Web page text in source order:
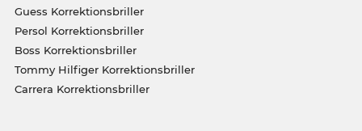
Guess Korrektionsbriller
Persol Korrektionsbriller
Boss Korrektionsbriller
Tommy Hilfiger Korrektionsbriller
Carrera Korrektionsbriller